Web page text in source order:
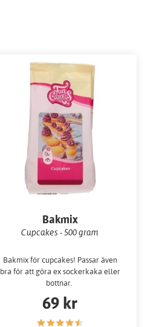
Bakmix
Cupcakes - 500 gram
Bakmix för cupcakes! Passar även
bra för att göra ex sockerkaka eller
bottnar.
69 kr